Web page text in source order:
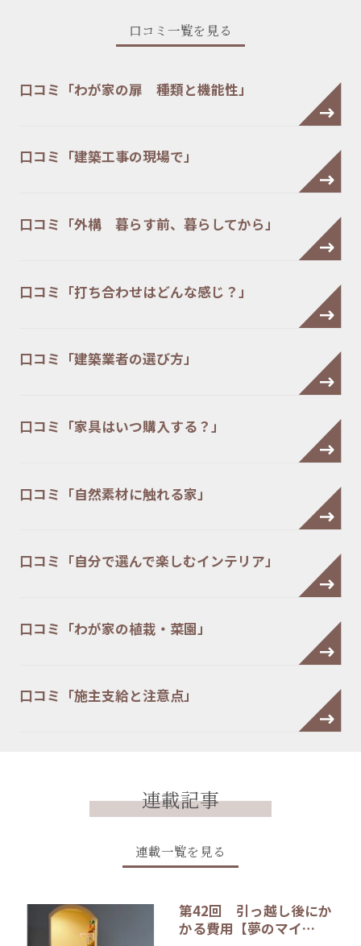
口コミ一覧を見る
口コミ「わが家の扉 種類と機能性」
口コミ「建築工事の現場で」
口コミ「外構 暮らす前、暮らしてから」
口コミ「打ち合わせはどんな感じ？」
口コミ「建築業者の選び方」
口コミ「家具はいつ購入する？」
口コミ「自然素材に触れる家」
口コミ「自分で選んで楽しむインテリア」
口コミ「わが家の植栽・菜園」
口コミ「施主支給と注意点」
連載記事
連載一覧を見る
第42回 引っ越し後にか
かる費用【夢のマイ…